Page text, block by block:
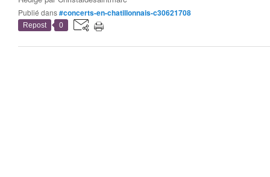
Publié dans#concerts-en-chatillonnais-c30621708
Repost 0